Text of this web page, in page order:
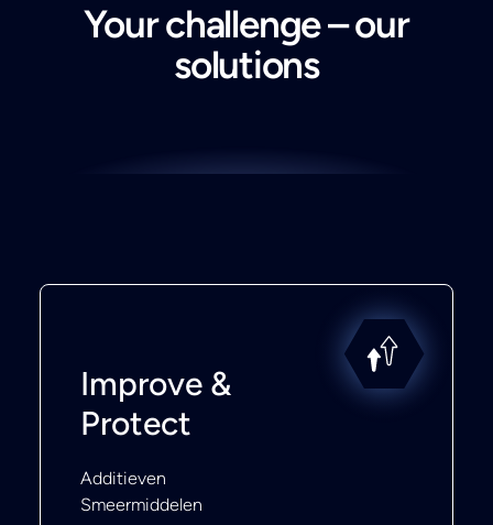
Your challenge – our
solutions
Improve &
Protect
Additieven
Smeermiddelen